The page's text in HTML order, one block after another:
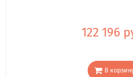
122 196
В